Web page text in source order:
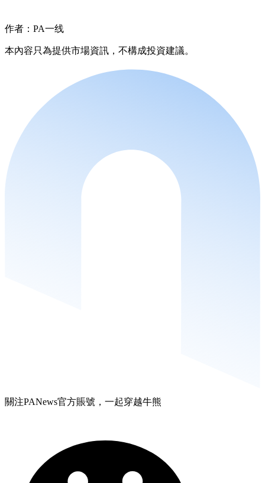
作者：PA一线
本內容只為提供市場資訊，不構成投資建議。
關注PANews官方賬號，一起穿越牛熊